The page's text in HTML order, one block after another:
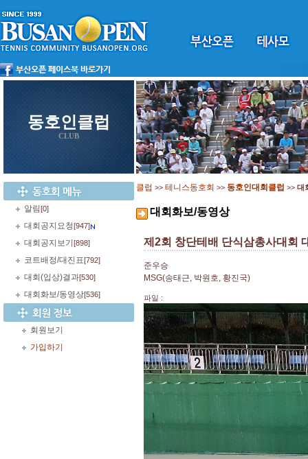
동호인클럽
CLUB
알림[0]
대회공지요청[947]
대회공지보기 [898]
코트배정/대진표[792]
대회(입상)결과[530]
대회화보/동영상[536]
회원보기
가입하기
클럽 >> 테니스동호회 >> 동호인대회클럽 >> 대
대회화보/동영상
제2회 창단테배 단식삼총사대회
준우승
MSG(송태근, 박원호, 황진국)
파일 :